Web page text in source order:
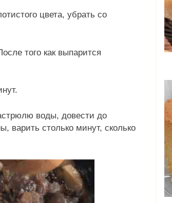
цвета, убрать со
того как выпарится
воды, довести до
варить столько минут, сколько